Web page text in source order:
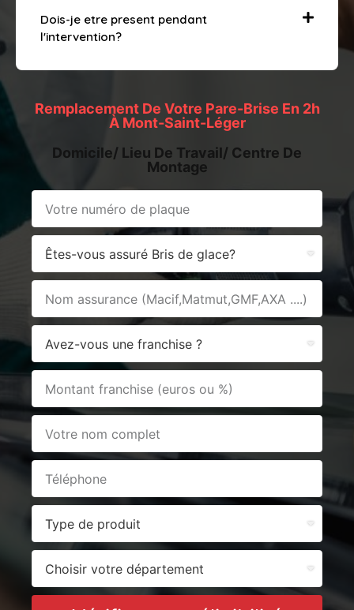
Dois-je etre present pendant
l'intervention?
Remplacement De Votre Pare-Brise En 2h
À Mont-Saint-Léger
Domicile/ Lieu De Travail/ Centre De
Montage